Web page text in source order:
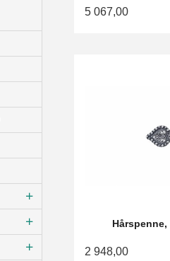
5 067,00
2 948,00